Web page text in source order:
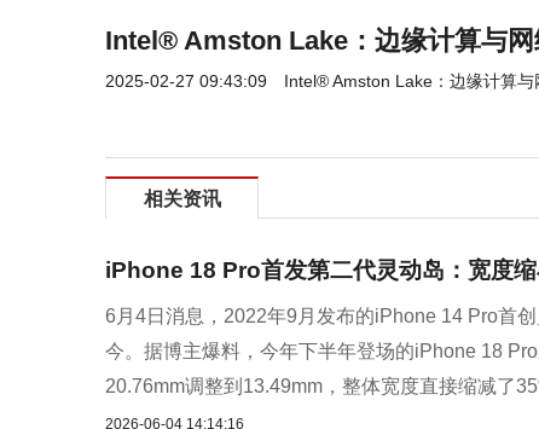
Intel® Amston Lake：边缘计算与
2025-02-27 09:43:09 Intel® Amston Lake：边缘计算
相关资讯
iPhone 18 Pro首发第二代灵动岛：宽度
6月4日消息，2022年9月发布的iPhone 14 Pro首
今。据博主爆料，今年下半年登场的iPhone 18
20.76mm调整到13.49mm，整体宽度直接缩减了
2026-06-04 14:14:16